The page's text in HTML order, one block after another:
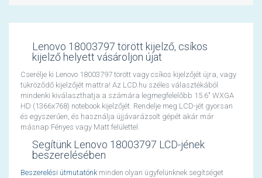
Lenovo 18003797 törött kijelző, csíkos
kijelző helyett vásároljon újat
Cserélje ki Lenovo 18003797 törött vagy csíkos kijelzőjét újra, vagy
tükröződő kijelzőjét mattra! Az LCD.hu széles választékából
mindenki kiválaszthatja a számára legmegfelelőbb 15.6" WXGA
HD (1366x768) notebook kijelzőjét. Rendelje meg LCD-jét gyorsan
és egyszerűen, és használja újjávarázsolt gépét akár már
másnap Fényes vagy Matt felülettel.
Segítünk Lenovo 18003797 LCD-jének
beszerelésében
Beszerelési útmutatónkminden olyan ügyfelünknek segítséget